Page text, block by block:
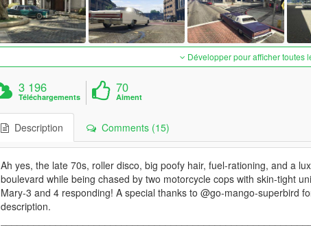
Développer pour afficher toutes
3 196
Téléchargements
70
Aiment
Description Comments (15)
Ah yes, the late 70s, roller disco, big poofy hair, fuel-rationing, and a
boulevard while being chased by two motorcycle cops with skin-tight
Mary-3 and 4 responding! A special thanks to @go-mango-superbird
description.